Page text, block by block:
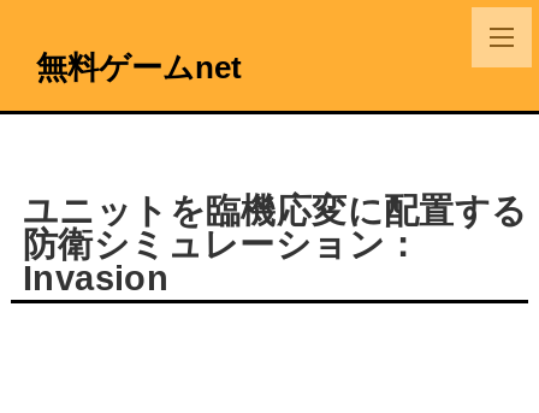
無料ゲームnet
ユニットを臨機応変に配置する
防衛シミュレーション：
Invasion